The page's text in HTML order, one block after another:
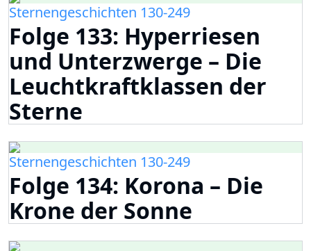
Sternengeschichten 130-249
Folge 133: Hyperriesen
und Unterzwerge – Die
Leuchtkraftklassen der
Sterne
Sternengeschichten 130-249
Folge 134: Korona – Die
Krone der Sonne